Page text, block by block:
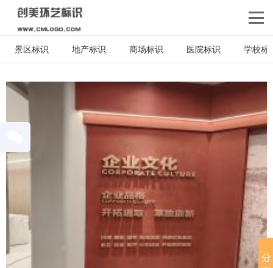
景区标识 地产标识 商场标识 医院标识 学校标